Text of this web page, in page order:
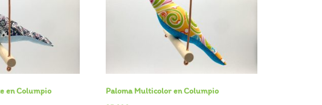
en Columpio Paloma Multicolor en Columpio